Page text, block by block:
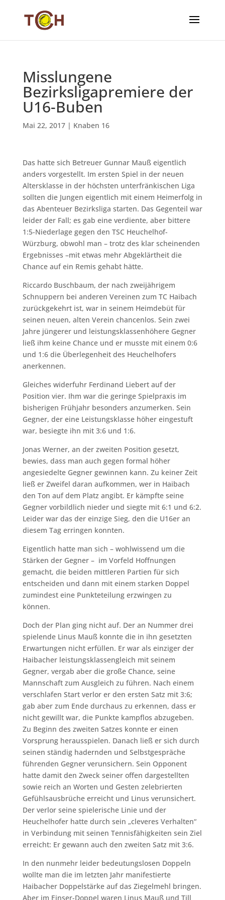
Misslungene
Bezirksligapremiere der
U16-Buben
Mai 22, 2017| Knaben 16
Das hatte sich Betreuer Gunnar Mauß eigentlich
anders vorgestellt. Im ersten Spiel in der neuen
Altersklasse in der höchsten unterfränkischen Liga
sollten die Jungen eigentlich mit einem Heimerfolg in
das Abenteuer Bezirksliga starten. Das Gegenteil war
leider der Fall; es gab eine verdiente, aber bittere
1:5-Niederlage gegen den TSC Heuchelhof-
Würzburg, obwohl man – trotz des klar scheinenden
Ergebnisses –mit etwas mehr Abgeklärtheit die
Chance auf ein Remis gehabt hätte.
Riccardo Buschbaum, der nach zweijährigem
Schnuppern bei anderen Vereinen zum TC Haibach
zurückgekehrt ist, war in seinem Heimdebüt für
seinen neuen, alten Verein chancenlos. Sein zwei
Jahre jüngerer und leistungsklassenhöhere Gegner
ließ ihm keine Chance und er musste mit einem 0:6
und 1:6 die Überlegenheit des Heuchelhofers
anerkennen.
Gleiches widerfuhr Ferdinand Liebert auf der
Position vier. Ihm war die geringe Spielpraxis im
bisherigen Frühjahr besonders anzumerken. Sein
Gegner, der eine Leistungsklasse höher eingestuft
war, besiegte ihn mit 3:6 und 1:6.
Jonas Werner, an der zweiten Position gesetzt,
bewies, dass man auch gegen formal höher
angesiedelte Gegner gewinnen kann. Zu keiner Zeit
ließ er Zweifel daran aufkommen, wer in Haibach
den Ton auf dem Platz angibt. Er kämpfte seine
Gegner vorbildlich nieder und siegte mit 6:1 und 6:2.
Leider war das der einzige Sieg, den die U16er an
diesem Tag erringen konnten.
Eigentlich hatte man sich – wohlwissend um die
Stärken der Gegner – im Vorfeld Hoffnungen
gemacht, die beiden mittleren Partien für sich
entscheiden und dann mit einem starken Doppel
zumindest eine Punkteteilung erzwingen zu
können.
Doch der Plan ging nicht auf. Der an Nummer drei
spielende Linus Mauß konnte die in ihn gesetzten
Erwartungen nicht erfüllen. Er war als einziger der
Haibacher leistungsklassengleich mit seinem
Gegner, vergab aber die große Chance, seine
Mannschaft zum Ausgleich zu führen. Nach einem
verschlafen Start verlor er den ersten Satz mit 3:6;
gab aber zum Ende durchaus zu erkennen, dass er
nicht gewillt war, die Punkte kampflos abzugeben.
Zu Beginn des zweiten Satzes konnte er einen
Vorsprung herausspielen. Danach ließ er sich durch
seinen ständig hadernden und Selbstgespräche
führenden Gegner verunsichern. Sein Opponent
hatte damit den Zweck seiner offen dargestellten
sowie reich an Worten und Gesten zelebrierten
Gefühlsausbrüche erreicht und Linus verunsichert.
Der verlor seine spielerische Linie und der
Heuchelhofer hatte durch sein „cleveres Verhalten“
in Verbindung mit seinen Tennisfähigkeiten sein Ziel
erreicht: Er gewann auch den zweiten Satz mit 3:6.
In den nunmehr leider bedeutungslosen Doppeln
wollte man die im letzten Jahr manifestierte
Haibacher Doppelstärke auf das Ziegelmehl bringen.
Aber im Einser-Doppel waren Linus Mauß und Till